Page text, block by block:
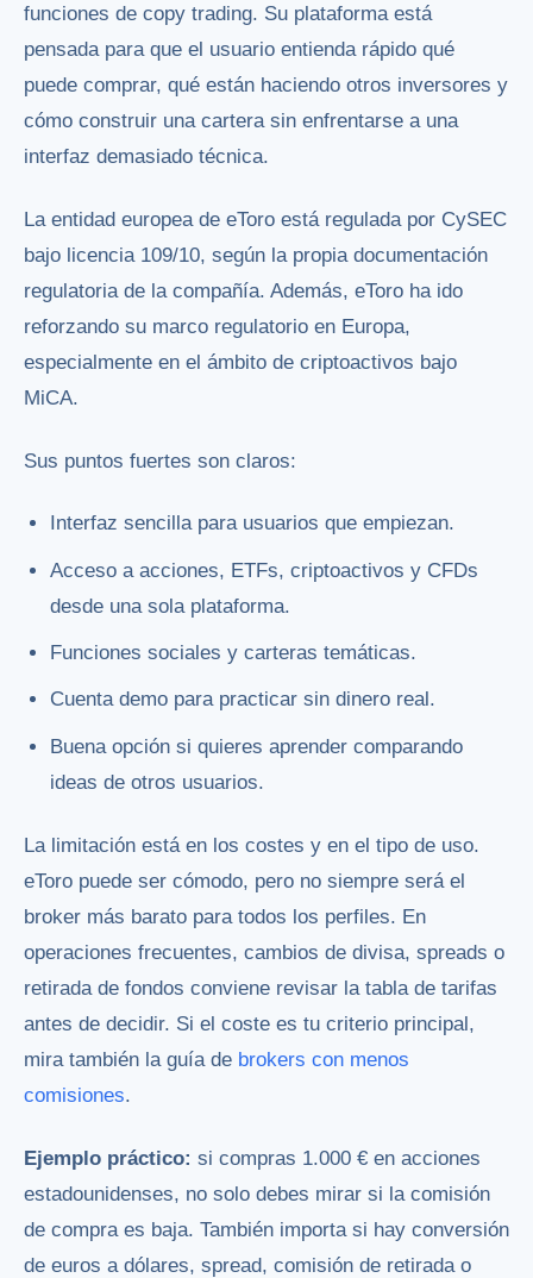
funciones de copy trading. Su plataforma está
pensada para que el usuario entienda rápido qué
puede comprar, qué están haciendo otros inversores y
cómo construir una cartera sin enfrentarse a una
interfaz demasiado técnica.
La entidad europea de eToro está regulada por CySEC
bajo licencia 109/10, según la propia documentación
regulatoria de la compañía. Además, eToro ha ido
reforzando su marco regulatorio en Europa,
especialmente en el ámbito de criptoactivos bajo
MiCA.
Sus puntos fuertes son claros:
Interfaz sencilla para usuarios que empiezan.
Acceso a acciones, ETFs, criptoactivos y CFDs
desde una sola plataforma.
Funciones sociales y carteras temáticas.
Cuenta demo para practicar sin dinero real.
Buena opción si quieres aprender comparando
ideas de otros usuarios.
La limitación está en los costes y en el tipo de uso.
eToro puede ser cómodo, pero no siempre será el
broker más barato para todos los perfiles. En
operaciones frecuentes, cambios de divisa, spreads o
retirada de fondos conviene revisar la tabla de tarifas
antes de decidir. Si el coste es tu criterio principal,
mira también la guía de brokers con menos
comisiones.
Ejemplo práctico: si compras 1.000 € en acciones
estadounidenses, no solo debes mirar si la comisión
de compra es baja. También importa si hay conversión
de euros a dólares, spread, comisión de retirada o